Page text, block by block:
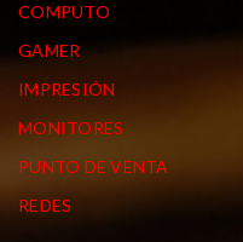
COMPUTO
GAMER
IMPRESIÓN
MONITORES
PUNTO DE VENTA
REDES